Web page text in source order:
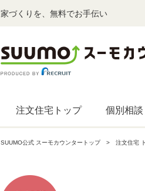
家づくりを、無料でお手伝い
注文住宅トップ 個別相談
SUUMO公式 スーモカウンタートップ 注文住宅